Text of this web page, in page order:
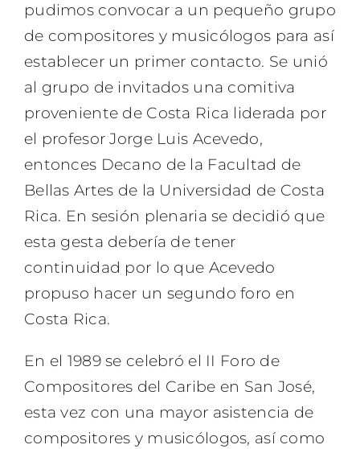
pudimos convocar a un pequeño grupo
de compositores y musicólogos para así
establecer un primer contacto. Se unió
al grupo de invitados una comitiva
proveniente de Costa Rica liderada por
el profesor Jorge Luis Acevedo,
entonces Decano de la Facultad de
Bellas Artes de la Universidad de Costa
Rica. En sesión plenaria se decidió que
esta gesta debería de tener
continuidad por lo que Acevedo
propuso hacer un segundo foro en
Costa Rica.
En el 1989 se celebró el II Foro de
Compositores del Caribe en San José,
esta vez con una mayor asistencia de
compositores y musicólogos, así como